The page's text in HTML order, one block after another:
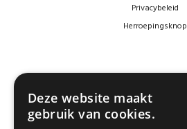
Privacybeleid
Herroepingsknop
Deze website maakt
gebruik van cookies.